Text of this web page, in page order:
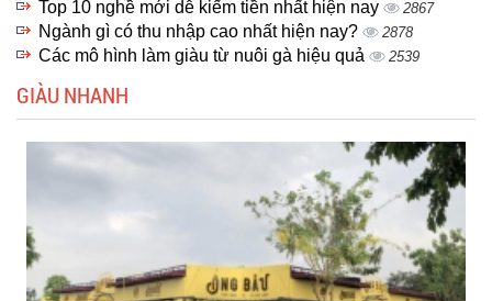
Top 10 nghề mới dễ kiếm tiền nhất hiện nay 2867
Ngành gì có thu nhập cao nhất hiện nay? 2878
Các mô hình làm giàu từ nuôi gà hiệu quả 2539
GIÀU NHANH